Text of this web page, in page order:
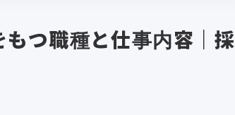
つ職種と仕事内容｜採